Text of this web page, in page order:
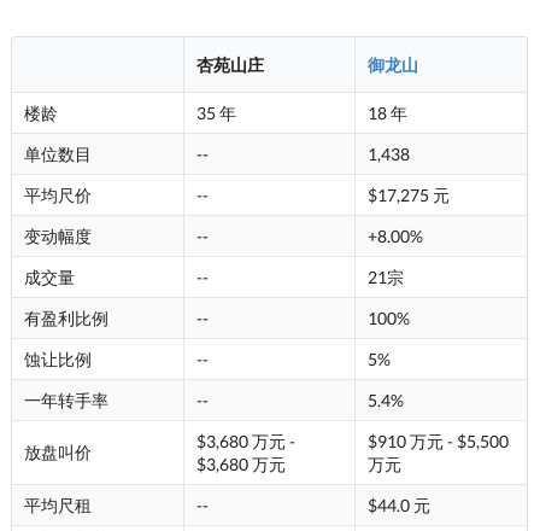
杏苑山庄 御龙山
楼龄 35 年
18 年
单位数目
--
1,438
平均尺价
--
$17,275 元
变动幅度
--
+8.00%
成交量
--
21宗
有盈利比例
--
100%
蚀让比例
--
5%
一年转手率
-- 5.4%
放盘叫价
$3,680 万元 -
$3,680 万元
$910 万元 - $5,500
万元
平均尺租
--
$44.0 元